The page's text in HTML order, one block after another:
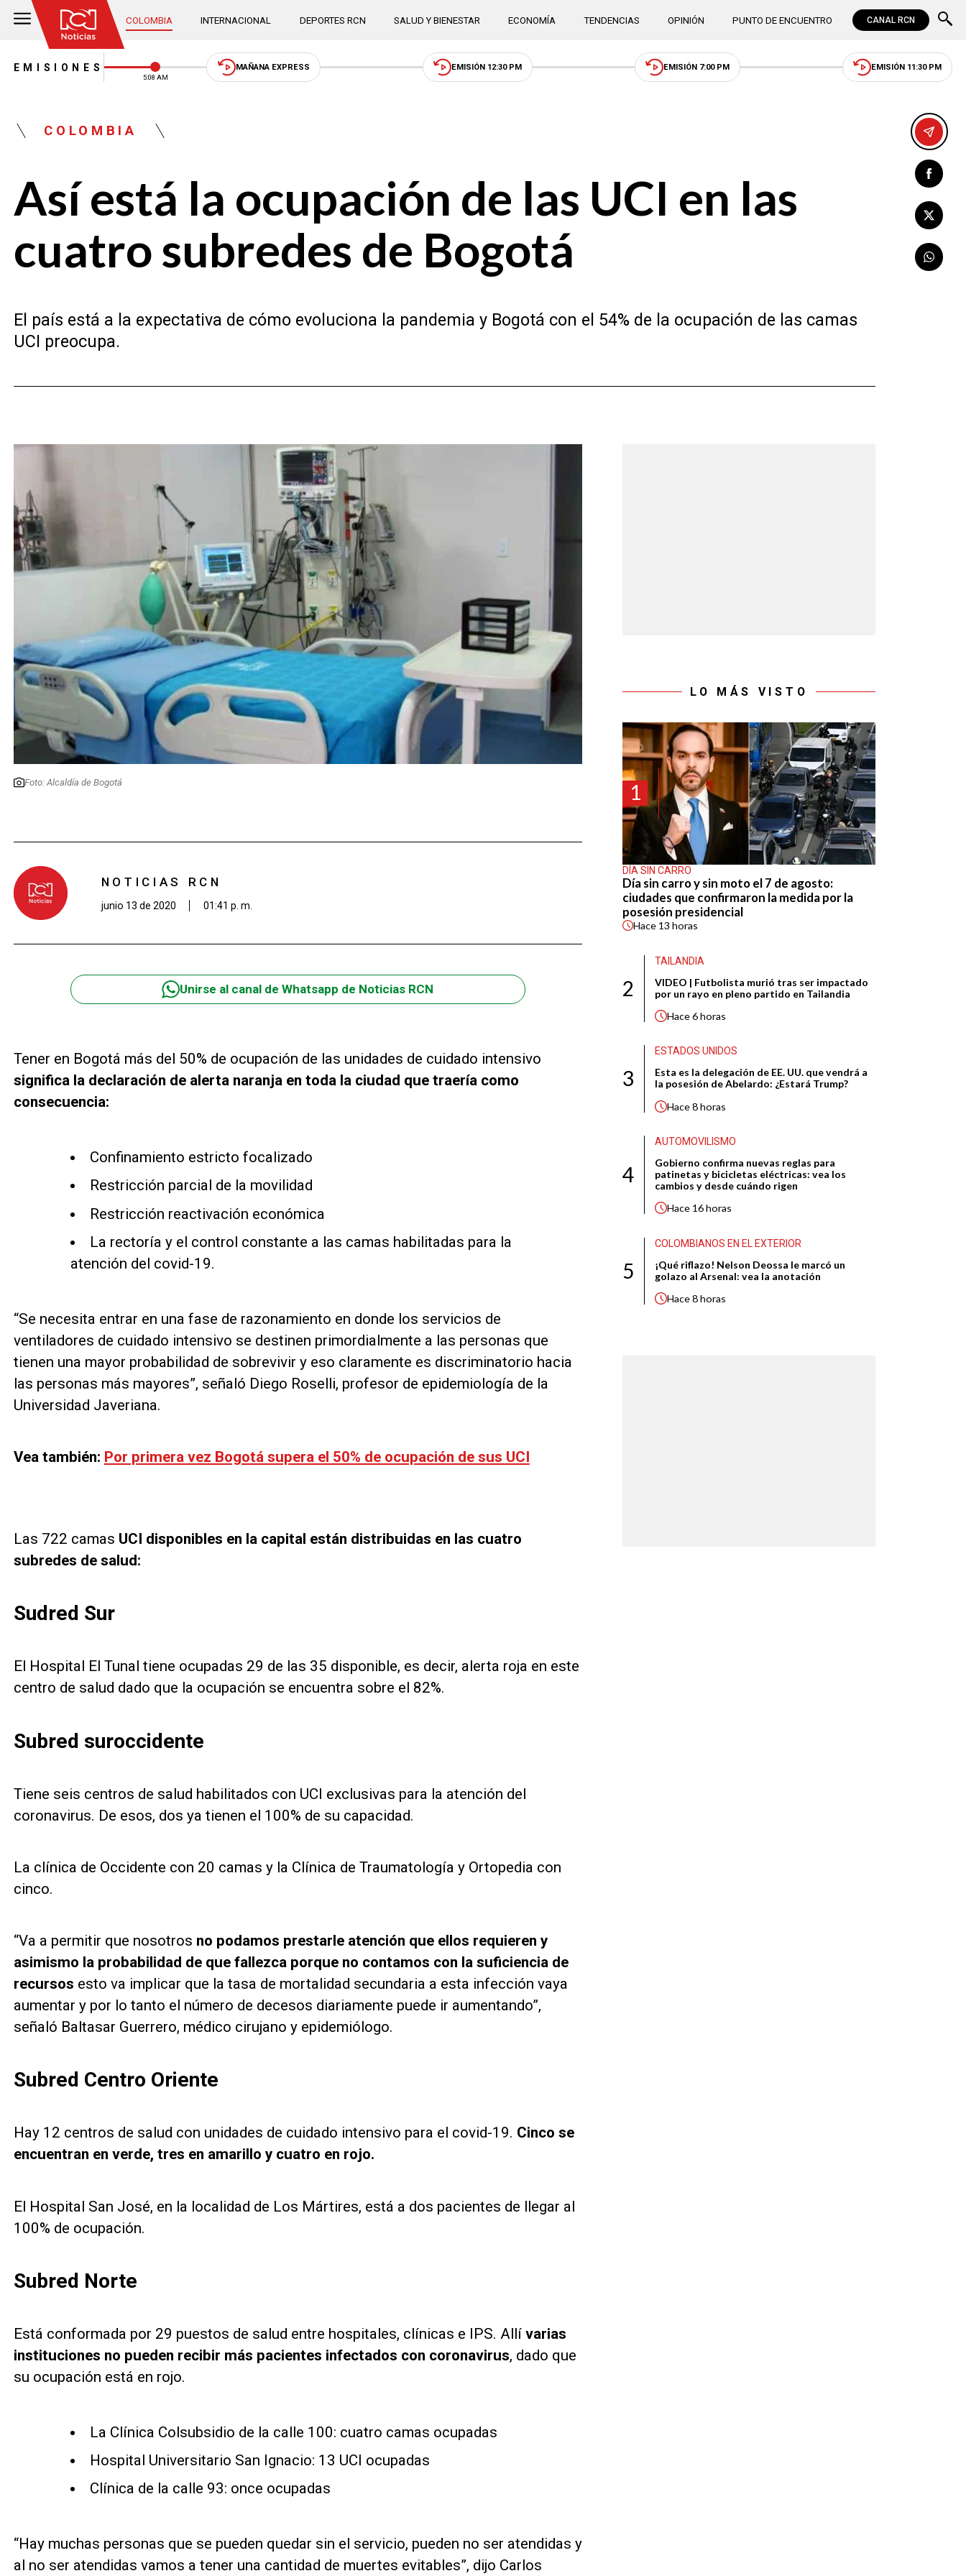
COLOMBIA INTERNACIONAL DEPORTES RCN SALUD Y BIENESTAR ECONOMÍA TENDENCIAS OPINIÓN PUNTO DE ENCUENTRO CANAL RCN
EMISIONES
5:08 AM
MAÑANA EXPRESS EMISIÓN 12:30 PM EMISIÓN 7:00 PM EMISIÓN 11:30 PM
COLOMBIA
Así está la ocupación de las UCI en las
cuatro subredes de Bogotá
El país está a la expectativa de cómo evoluciona la pandemia y Bogotá con el 54% de la ocupación de las camas
UCI preocupa.
Foto: Alcaldía de Bogotá
NOTICIAS RCN
junio 13 de 2020 01:41 p. m.
Unirse al canal de Whatsapp de Noticias RCN
Tener en Bogotá más del 50% de ocupación de las unidades de cuidado intensivo
significa la declaración de alerta naranja en toda la ciudad que traería como
consecuencia:
Confinamiento estricto focalizado
Restricción parcial de la movilidad
Restricción reactivación económica
La rectoría y el control constante a las camas habilitadas para la
atención del covid-19.
“Se necesita entrar en una fase de razonamiento en donde los servicios de
ventiladores de cuidado intensivo se destinen primordialmente a las personas que
tienen una mayor probabilidad de sobrevivir y eso claramente es discriminatorio hacia
las personas más mayores”, señaló Diego Roselli, profesor de epidemiología de la
Universidad Javeriana.
Vea también: Por primera vez Bogotá supera el 50% de ocupación de sus UCI
Las 722 camas UCI disponibles en la capital están distribuidas en las cuatro
subredes de salud:
Sudred Sur
El Hospital El Tunal tiene ocupadas 29 de las 35 disponible, es decir, alerta roja en este
centro de salud dado que la ocupación se encuentra sobre el 82%.
Subred suroccidente
Tiene seis centros de salud habilitados con UCI exclusivas para la atención del
coronavirus. De esos, dos ya tienen el 100% de su capacidad.
La clínica de Occidente con 20 camas y la Clínica de Traumatología y Ortopedia con
cinco.
“Va a permitir que nosotros no podamos prestarle atención que ellos requieren y
asimismo la probabilidad de que fallezca porque no contamos con la suficiencia de
recursos esto va implicar que la tasa de mortalidad secundaria a esta infección vaya
aumentar y por lo tanto el número de decesos diariamente puede ir aumentando”,
señaló Baltasar Guerrero, médico cirujano y epidemiólogo.
Subred Centro Oriente
Hay 12 centros de salud con unidades de cuidado intensivo para el covid-19. Cinco se
encuentran en verde, tres en amarillo y cuatro en rojo.
El Hospital San José, en la localidad de Los Mártires, está a dos pacientes de llegar al
100% de ocupación.
Subred Norte
Está conformada por 29 puestos de salud entre hospitales, clínicas e IPS. Allí varias
instituciones no pueden recibir más pacientes infectados con coronavirus, dado que
su ocupación está en rojo.
La Clínica Colsubsidio de la calle 100: cuatro camas ocupadas
Hospital Universitario San Ignacio: 13 UCI ocupadas
Clínica de la calle 93: once ocupadas
“Hay muchas personas que se pueden quedar sin el servicio, pueden no ser atendidas y
al no ser atendidas vamos a tener una cantidad de muertes evitables”, dijo Carlos
LO MÁS VISTO
1
DÍA SIN CARRO
Día sin carro y sin moto el 7 de agosto:
ciudades que confirmaron la medida por la
posesión presidencial
Hace 13 horas
2
TAILANDIA
VIDEO | Futbolista murió tras ser impactado
por un rayo en pleno partido en Tailandia
Hace6 horas
3
ESTADOS UNIDOS
Esta es la delegación de EE. UU. que vendrá a
la posesión de Abelardo: ¿Estará Trump?
Hace8 horas
4
AUTOMOVILISMO
Gobierno confirma nuevas reglas para
patinetas y bicicletas eléctricas: vea los
cambios y desde cuándo rigen
Hace 16 horas
5
COLOMBIANOS EN EL EXTERIOR
¡Qué riflazo! Nelson Deossa le marcó un
golazo al Arsenal: vea la anotación
Hace8 horas